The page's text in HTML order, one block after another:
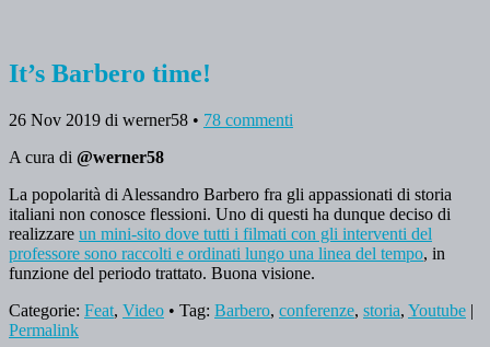
It’s Barbero time!
26 Nov 2019 di werner58 • 78 commenti
A cura di @werner58
La popolarità di Alessandro Barbero fra gli appassionati di storia
italiani non conosce flessioni. Uno di questi ha dunque deciso di
realizzare un mini-sito dove tutti i filmati con gli interventi del
professore sono raccolti e ordinati lungo una linea del tempo, in
funzione del periodo trattato. Buona visione.
Categorie: Feat, Video • Tag: Barbero, conferenze, storia, Youtube |
Permalink